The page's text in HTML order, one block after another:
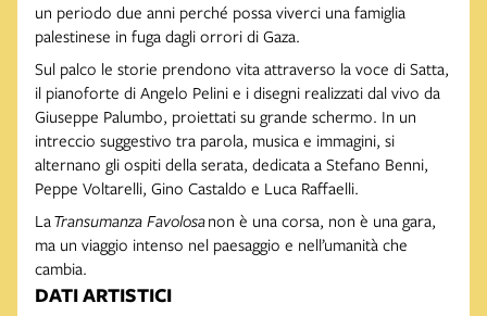
un periodo due anni perché possa viverci una famiglia
palestinese in fuga dagli orrori di Gaza.
Sul palco le storie prendono vita attraverso la voce di Satta,
il pianoforte di Angelo Pelini e i disegni realizzati dal vivo da
Giuseppe Palumbo, proiettati su grande schermo. In un
intreccio suggestivo tra parola, musica e immagini, si
alternano gli ospiti della serata, dedicata a Stefano Benni,
Peppe Voltarelli, Gino Castaldo e Luca Raffaelli.
La Transumanza Favolosanon è una corsa, non è una gara,
ma un viaggio intenso nel paesaggio e nell’umanità che
cambia.
DATI ARTISTICI